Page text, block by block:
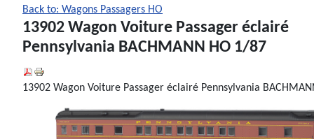
Back to: Wagons Passagers HO
13902 Wagon Voiture Passager éclairé
Pennsylvania BACHMANN HO 1/87
13902 Wagon Voiture Passager éclairé Pennsylvania